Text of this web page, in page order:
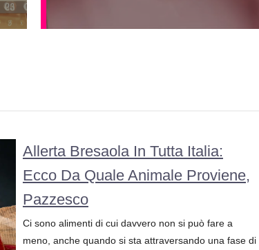
Allerta Bresaola In Tutta Italia:
Ecco Da Quale Animale Proviene,
Pazzesco
Ci sono alimenti di cui davvero non si può fare a
meno, anche quando si sta attraversando una fase di